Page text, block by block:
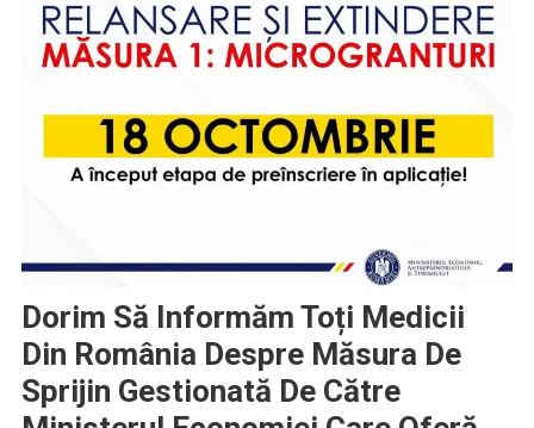
Dorim Să Informăm Toți Medicii
Din România Despre Măsura De
Sprijin Gestionată De Către